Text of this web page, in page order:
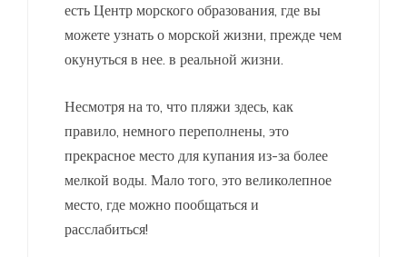
есть Центр морского образования, где вы
можете узнать о морской жизни, прежде чем
окунуться в нее. в реальной жизни.
Несмотря на то, что пляжи здесь, как
правило, немного переполнены, это
прекрасное место для купания из-за более
мелкой воды. Мало того, это великолепное
место, где можно пообщаться и
расслабиться!